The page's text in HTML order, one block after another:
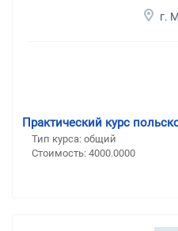
г.
Практический курс
Тип курса: общий
Стоимость: 4000.0000